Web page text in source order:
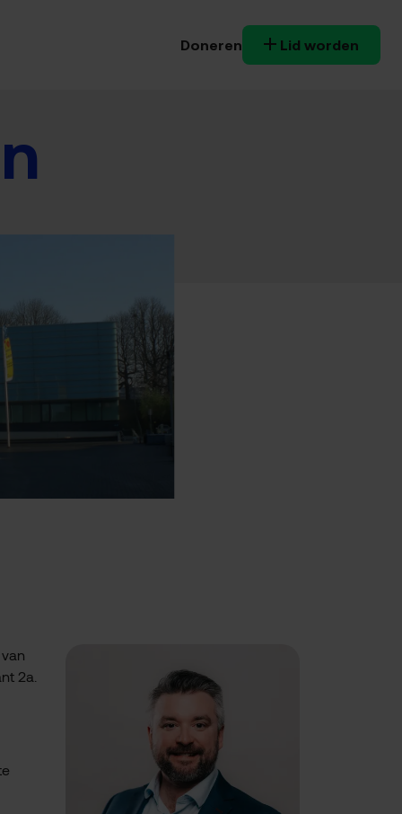
Doneren Lid worden
2a.